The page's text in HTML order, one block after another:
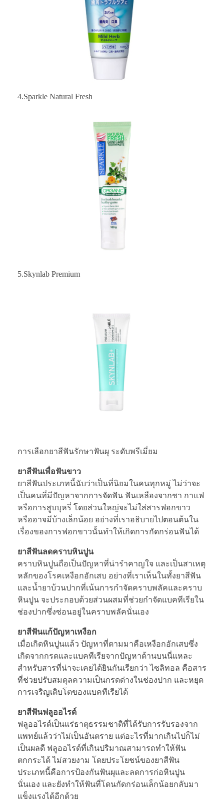
4.Sparkle Natural Fresh
5.Skynlab Premium
การเลือกยาสีฟันรักษาฟันผุ ระดับพรีเมี่ยม
ยาสีฟันเพื่อฟันขาว
ยาสีฟันประเภทนี้นับว่าเป็นที่นิยมในคนทุกหมู่ ไม่ว่าจะ
เป็นคนที่มีปัญหาจากการจัดฟัน ฟันเหลืองจากชา กาแฟ
หรือการสูบบุหรี่ โดยส่วนใหญ่จะไม่ใส่สารฟอกขาว
หรืออาจมีบ้างเล็กน้อย อย่างที่เราอธิบายไปตอนต้นใน
เรื่องของการฟอกขาวนั้นทำให้เกิดการกัดกร่อนฟันได้
ยาสีฟันลดคราบหินปูน
คราบหินปูนถือเป็นปัญหาที่น่ารำคาญใจ และเป็นสาเหตุ
หลักของโรคเหงือกอักเสบ อย่างที่เราเห็นในทั้งยาสีฟัน
และน้ำยาบ้วนปากที่เน้นการกำจัดคราบพลัคและคราบ
หินปูน จะประกอบด้วยส่วนผสมที่ช่วยกำจัดแบคทีเรียใน
ช่องปากซึ่งซ่อนอยู่ในคราบพลัคนั่นเอง
ยาสีฟันแก้ปัญหาเหงือก
เมื่อเกิดหินปูนแล้ว ปัญหาที่ตามมาคือเหงือกอักเสบซึ่ง
เกิดจากกรดและแบคทีเรียจากปัญหาด้านบนนี่แหละ
สำหรับสารที่น่าจะเคยได้ยินกันเรียกว่า ไซลิทอล คือสาร
ที่ช่วยปรับสมดุลความเป็นกรดด่างในช่องปาก และหยุด
การเจริญเติบโตของแบคทีเรียได้
ยาสีฟันฟลูออไรด์
ฟลูออไรด์เป็นแร่ธาตุธรรมชาติที่ได้รับการรับรองจาก
แพทย์แล้วว่าไม่เป็นอันตราย แต่อะไรที่มากเกินไปก็ไม่
เป็นผลดี ฟลูออไรด์ที่เกินปริมาณสามารถทำให้ฟัน
ตกกระได้ ไม่สวยงาม โดยประโยชน์ของยาสีฟัน
ประเภทนี้คือการป้องกันฟันผุและลดการก่อหินปูน
นั่นเอง และยังทำให้ฟันที่โดนกัดกร่อนเล็กน้อยกลับมา
แข็งแรงได้อีกด้วย